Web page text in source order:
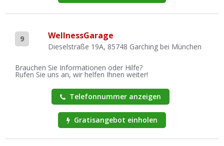
9 WellnessGarage
Dieselstraße 19A, 85748 Garching bei München
Brauchen Sie Informationen oder Hilfe?
Rufen Sie uns an, wir helfen Ihnen weiter!
Telefonnummer anzeigen
Gratisangebot einholen